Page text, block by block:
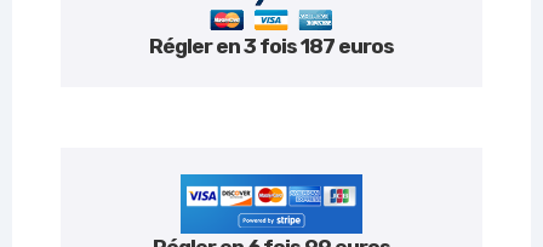
Régler en 3 fois 187 euros